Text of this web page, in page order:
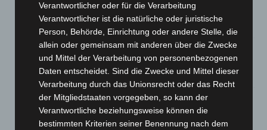
Werke im Jacques’ Wein-Depot Isernhagen
A2: Zweite Turbobaustelle startet zwischen Hannover-West
und Bothfeld
8. August 2026
Niedersachsen: Feuerwehrkräfte kehren nach
Waldbrandeinsatz aus Spanien zurück
7. August 2026
Verantwortlicher oder für die Verarbeitung
Verantwortlicher ist die natürliche oder juristische
Person, Behörde, Einrichtung oder andere Stelle, die
allein oder gemeinsam mit anderen über die Zwecke
und Mittel der Verarbeitung von personenbezogenen
Daten entscheidet. Sind die Zwecke und Mittel dieser
Verarbeitung durch das Unionsrecht oder das Recht
der Mitgliedstaaten vorgegeben, so kann der
Verantwortliche beziehungsweise können die
bestimmten Kriterien seiner Benennung nach dem